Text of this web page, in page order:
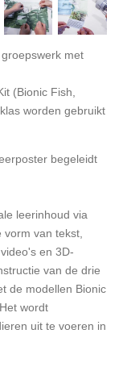
met
(Bionic Fish,
worden gebruikt
begeleidt
leerinhoud via
vorm van tekst,
en 3D-
van de drie
de modellen Bionic
wordt
uit te voeren in